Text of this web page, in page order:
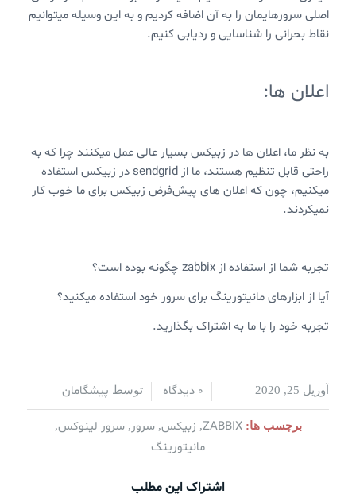
اصلی سرورهایمان را به آن اضافه کردیم و به این وسیله میتوانیم
نقاط بحرانی را شناسایی و ردیابی کنیم.
اعلان ها‌:
به نظر ما، اعلان ها در زبیکس بسیار عالی عمل میکنند چرا که به
راحتی قابل تنظیم هستند، ما از sendgrid در زبیکس استفاده
میکنیم، چون که اعلان های پیش‌فرض زبیکس برای ما خوب کار
نمیکردند.
تجربه شما از استفاده از zabbix چگونه بوده است؟
آیا از ابزارهای مانیتورینگ برای سرور خود استفاده میکنید؟
تجربه خود را با ما به اشتراک بگذارید.
آوریل 25, 2020 / 0 دیدگاه/ توسط پیشگامان
برچسب ها: ZABBIX
, زبیکس,سرور,سرور لینوکس,
مانیتورینگ
اشتراک این مطلب